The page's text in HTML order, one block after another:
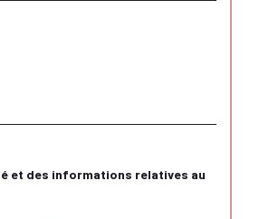
et des informations relatives au